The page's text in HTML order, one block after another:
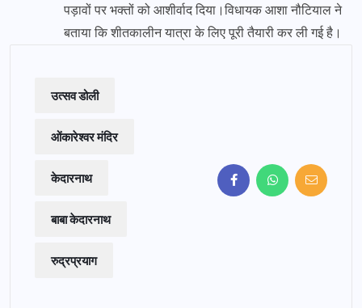
पड़ावों पर भक्तों को आशीर्वाद दिया।विधायक आशा नौटियाल ने
बताया कि शीतकालीन यात्रा के लिए पूरी तैयारी कर ली गई है।
उत्सव डोली
ओंकारेश्वर मंदिर
केदारनाथ
बाबा केदारनाथ
रुद्रप्रयाग